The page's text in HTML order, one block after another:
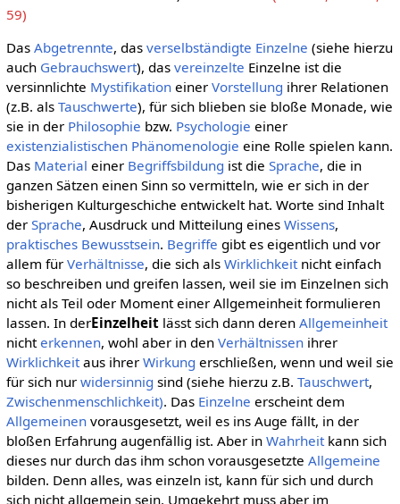
59)
Das Abgetrennte, das verselbständigte Einzelne (siehe hierzu
auch Gebrauchswert), das vereinzelte Einzelne ist die
versinnlichte Mystifikationeiner Vorstellung ihrer Relationen
(z.B. als Tauschwerte), für sich blieben sie bloße Monade, wie
sie in der Philosophie bzw. Psychologie einer
existenzialistischen Phänomenologie eine Rolle spielen kann.
Das Material einer Begriffsbildung ist die Sprache, die in
ganzen Sätzen einen Sinn so vermitteln, wie er sich in der
bisherigen Kulturgeschiche entwickelt hat. Worte sind Inhalt
der Sprache, Ausdruck und Mitteilung eines Wissens,
praktisches Bewusstsein. Begriffe gibt es eigentlich und vor
allem für Verhältnisse, die sich als Wirklichkeitnicht einfach
so beschreiben und greifen lassen, weil sie im Einzelnen sich
nicht als Teil oder Moment einer Allgemeinheit formulieren
lassen. In derEinzelheitlässt sich dann deren Allgemeinheit
nichterkennen, wohl aber in den Verhältnissenihrer
Wirklichkeitaus ihrer Wirkung erschließen, wenn und weil sie
für sich nur widersinnig sind (siehe hierzu z.B. Tauschwert,
Zwischenmenschlichkeit). Das Einzelne erscheint dem
Allgemeinenvorausgesetzt, weil es ins Auge fällt, in der
bloßen Erfahrung augenfällig ist. Aber in Wahrheitkann sich
dieses nur durch das ihm schon vorausgesetzte Allgemeine
bilden. Denn alles, was einzeln ist, kann für sich und durch
sich nicht allgemein sein. Umgekehrt muss aber im